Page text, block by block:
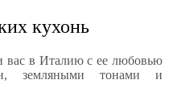
кухонь
вас в Италию с ее любовью
земляными тонами и